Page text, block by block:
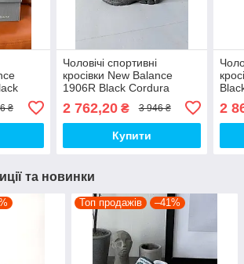
art1356
₴
Чоловічі спортивні
кросівки New Balance
1906R Black Cordura
(чорні) повсякденні кроси
art1032 Нью Беленс топ
2 762,20₴ 3 946 ₴
Купити
Нью
2
та новинки
Топ продажів –41%